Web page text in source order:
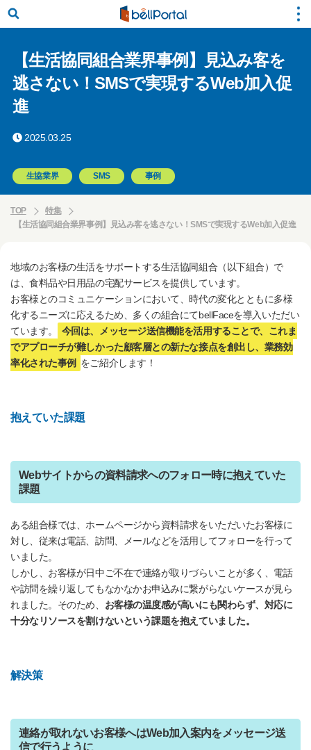
【生活協同組合業界事例】見込み客を
逃さない！SMSで実現するWeb加入促
進
2025.03.25
生協業界 SMS 事例
TOP
特集
【生活協同組合業界事例】見込み客を逃さない！SMSで実現するWeb加入促進
地域のお客様の生活をサポートする生活協同組合（以下組合）で
は、食料品や日用品の宅配サービスを提供しています。
お客様とのコミュニケーションにおいて、時代の変化とともに多様
化するニーズに応えるため、多くの組合にてbellFaceを導入いただい
ています。
今回は、メッセージ送信機能を活用することで、これま
でアプローチが難しかった顧客層との新たな接点を創出し、業務効
率化された事例 をご紹介します！
抱えていた課題
Webサイトからの資料請求へのフォロー時に抱えていた
課題
ある組合様では、ホームページから資料請求をいただいたお客様に
対し、従来は電話、訪問、メールなどを活用してフォローを行って
いました。
しかし、お客様が日中ご不在で連絡が取りづらいことが多く、電話
や訪問を繰り返してもなかなかお申込みに繋がらないケースが見ら
れました。そのため、 お客様の温度感が高いにも関わらず、対応に
十分なリソースを割けないという課題を抱えていました。
解決策
連絡が取れないお客様へはWeb加入案内をメッセージ送
信で行うように